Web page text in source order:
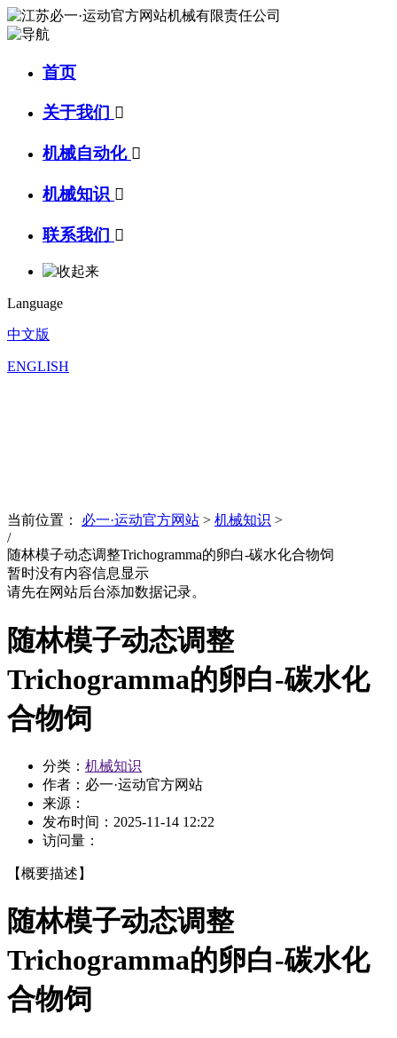
首页
关于我们 
机械自动化 
机械知识 
联系我们 
Language
中文版
ENGLISH
当前位置： 必一·运动官方网站 > 机械知识 >
/
随林模子动态调整Trichogramma的卵白-碳水化合物饲
暂时没有内容信息显示
请先在网站后台添加数据记录。
随林模子动态调整
Trichogramma的卵白-碳水化
合物饲
分类： 机械知识
作者：必一·运动官方网站
来源：
发布时间： 2025-11-14 12:22
访问量：
【概要描述】
随林模子动态调整
Trichogramma的卵白-碳水化
合物饲